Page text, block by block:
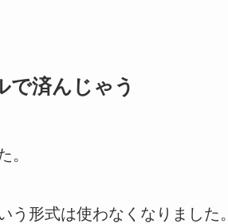
で済んじゃう
。
形式は使わなくなりました。